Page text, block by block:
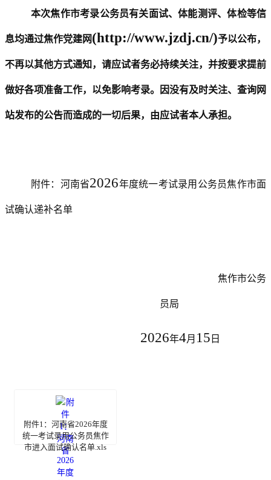
本次焦作市考录公务员有关面试、体能测评、体检等信
息均通过焦作党建网(http://www.jzdj.cn/)予以公布，
不再以其他方式通知，请应试者务必持续关注，并按要求提前
做好各项准备工作，以免影响考录。因没有及时关注、查询网
站发布的公告而造成的一切后果，由应试者本人承担。
附件：河南省2026年度统一考试录用公务员焦作市面
试确认递补名单
焦作市公务
员局
2026年4月 15 日
附件1：河南省2026年度
统一考试录用公务员焦作
市进入面试确认名单.xls